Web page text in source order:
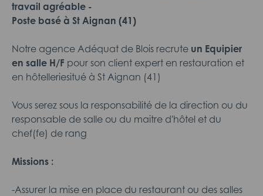
travail agréable -
Poste basé à St Aignan (41)
Notre agence Adéquat de Blois recrute un Equipier
en salle H/F pour son client expert en restauration et
en hôtelleriesitué à St Aignan (41)
Vous serez sous la responsabilité de la direction ou du
responsable de salle ou du maitre d'hôtel et du
chef(fe) de rang
Missions :
-Assurer la mise en place du restaurant ou des salles